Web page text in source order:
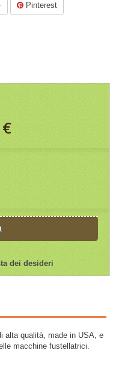
Pinterest
dei desideri
alta qualità, made in USA, e
macchine fustellatrici.